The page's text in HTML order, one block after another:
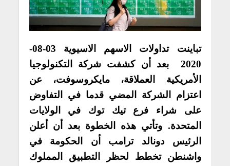
تباينت تداولات الاسهم الاسيوية 03-08-
2020 بعد أن كشفت شركة التكنولوجيا
الأمريكية العملاقة، مايكروسوفت، عن
اعتزام الشركة المضي قدما في التفاوض
على شراء فرع تيك توك في الولايات
المتحدة. وتأتي هذه الخطوة بعد أن أعلن
الرئيس دونالد ترامب أن الحكومة في
واشنطن تخطط لحظر التطبيق المملوك